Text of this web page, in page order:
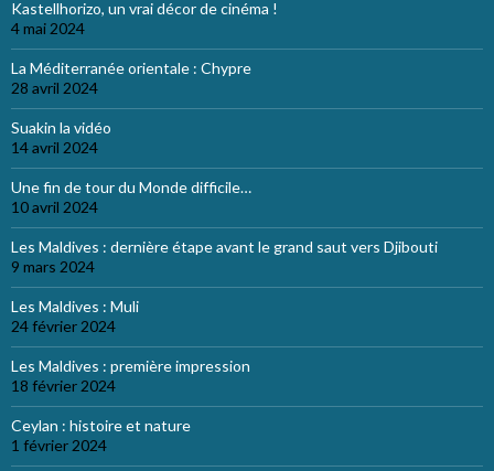
Kastellhorizo, un vrai décor de cinéma !
4 mai 2024
La Méditerranée orientale : Chypre
28 avril 2024
Suakin la vidéo
14 avril 2024
Une fin de tour du Monde difficile…
10 avril 2024
Les Maldives : dernière étape avant le grand saut vers Djibouti
9 mars 2024
Les Maldives : Muli
24 février 2024
Les Maldives : première impression
18 février 2024
Ceylan : histoire et nature
1 février 2024